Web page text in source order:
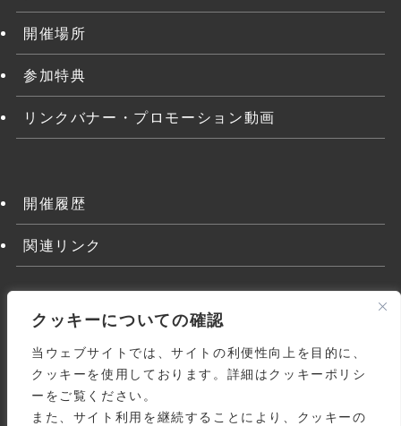
クッキーについての確認
当ウェブサイトでは、サイトの利便性向上を目的に、
クッキーを使用しております。詳細はクッキーポリシ
ーをご覧ください。
また、サイト利用を継続することにより、クッキーの
開催場所
参加特典
リンクバナー・プロモーション動画
開催履歴
関連リンク
よくある質問 関連リンク 利用規約